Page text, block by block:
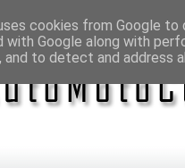
cookies from Google to
with Google along with
to detect and address